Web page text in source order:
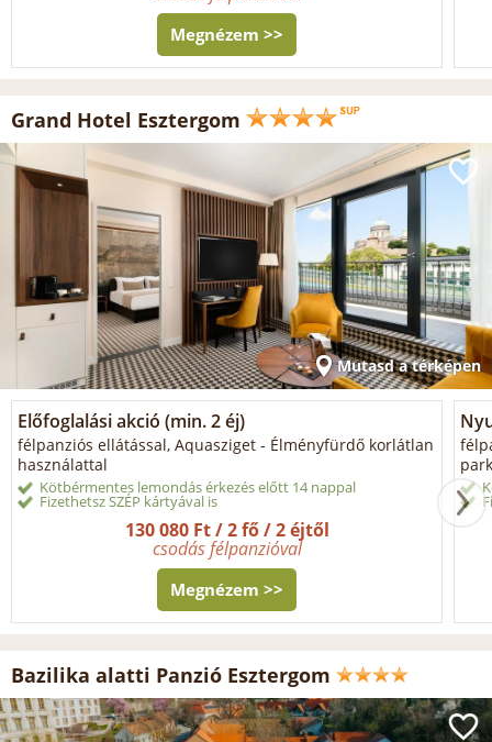
Megnézem >>
Grand Hotel Esztergom
Mutasd a térképen
Előfoglalási akció (min. 2 éj)
félpanziós ellátással, Aquasziget - Élményfürdő korlátlan
használattal
Kötbérmentes lemondás érkezés előtt 14 nappal
Fizethetsz SZÉP kártyával is
130 080 Ft / 2 fő / 2 éjtől
csodás félpanzióval
Megnézem >>
Bazilika alatti Panzió Esztergom